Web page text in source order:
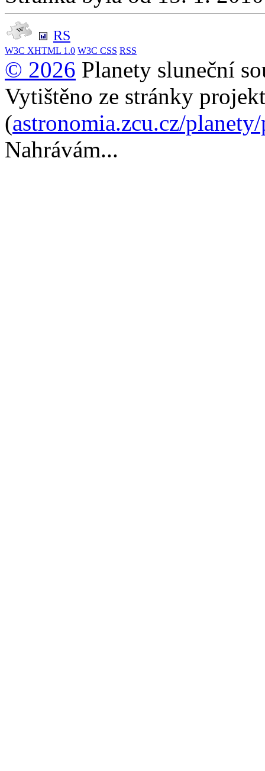
RS
W3C XHTML 1.0 W3C CSS RSS
© 2026 Planety sluneční
Vytištěno ze stránky
(astronomia.zcu.cz/
Nahrávám...